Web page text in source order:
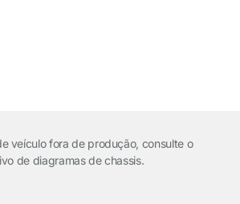
veículo fora de produção, consulte o
de diagramas de chassis.